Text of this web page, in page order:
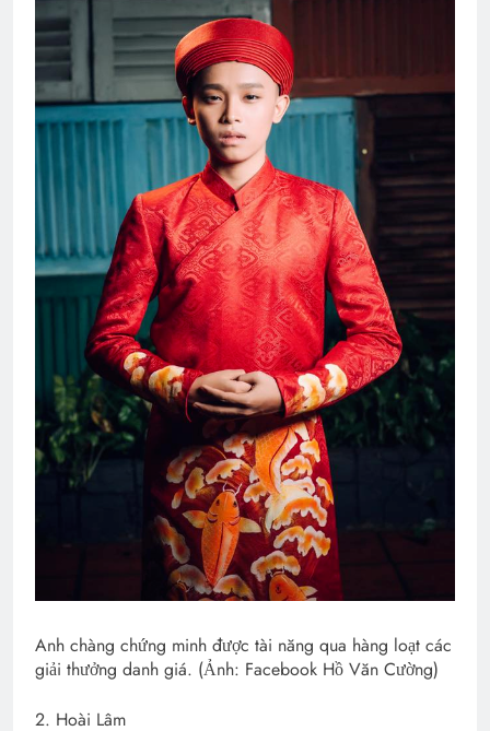
Anh chàng chứng minh được tài năng qua hàng loạt các
giải thưởng danh giá. (Ảnh: Facebook Hồ Văn Cường)
2. Hoài Lâm